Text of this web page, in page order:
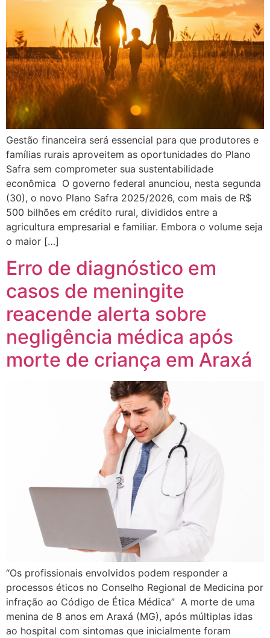
Gestão financeira será essencial para que produtores e
famílias rurais aproveitem as oportunidades do Plano
Safra sem comprometer sua sustentabilidade
econômica O governo federal anunciou, nesta segunda
(30), o novo Plano Safra 2025/2026, com mais de R$
500 bilhões em crédito rural, divididos entre a
agricultura empresarial e familiar. Embora o volume seja
o maior […]
Erro de diagnóstico em
casos de meningite
reacende alerta sobre
negligência médica após
morte de criança em Araxá
“Os profissionais envolvidos podem responder a
processos éticos no Conselho Regional de Medicina por
infração ao Código de Ética Médica” A morte de uma
menina de 8 anos em Araxá (MG), após múltiplas idas
ao hospital com sintomas que inicialmente foram